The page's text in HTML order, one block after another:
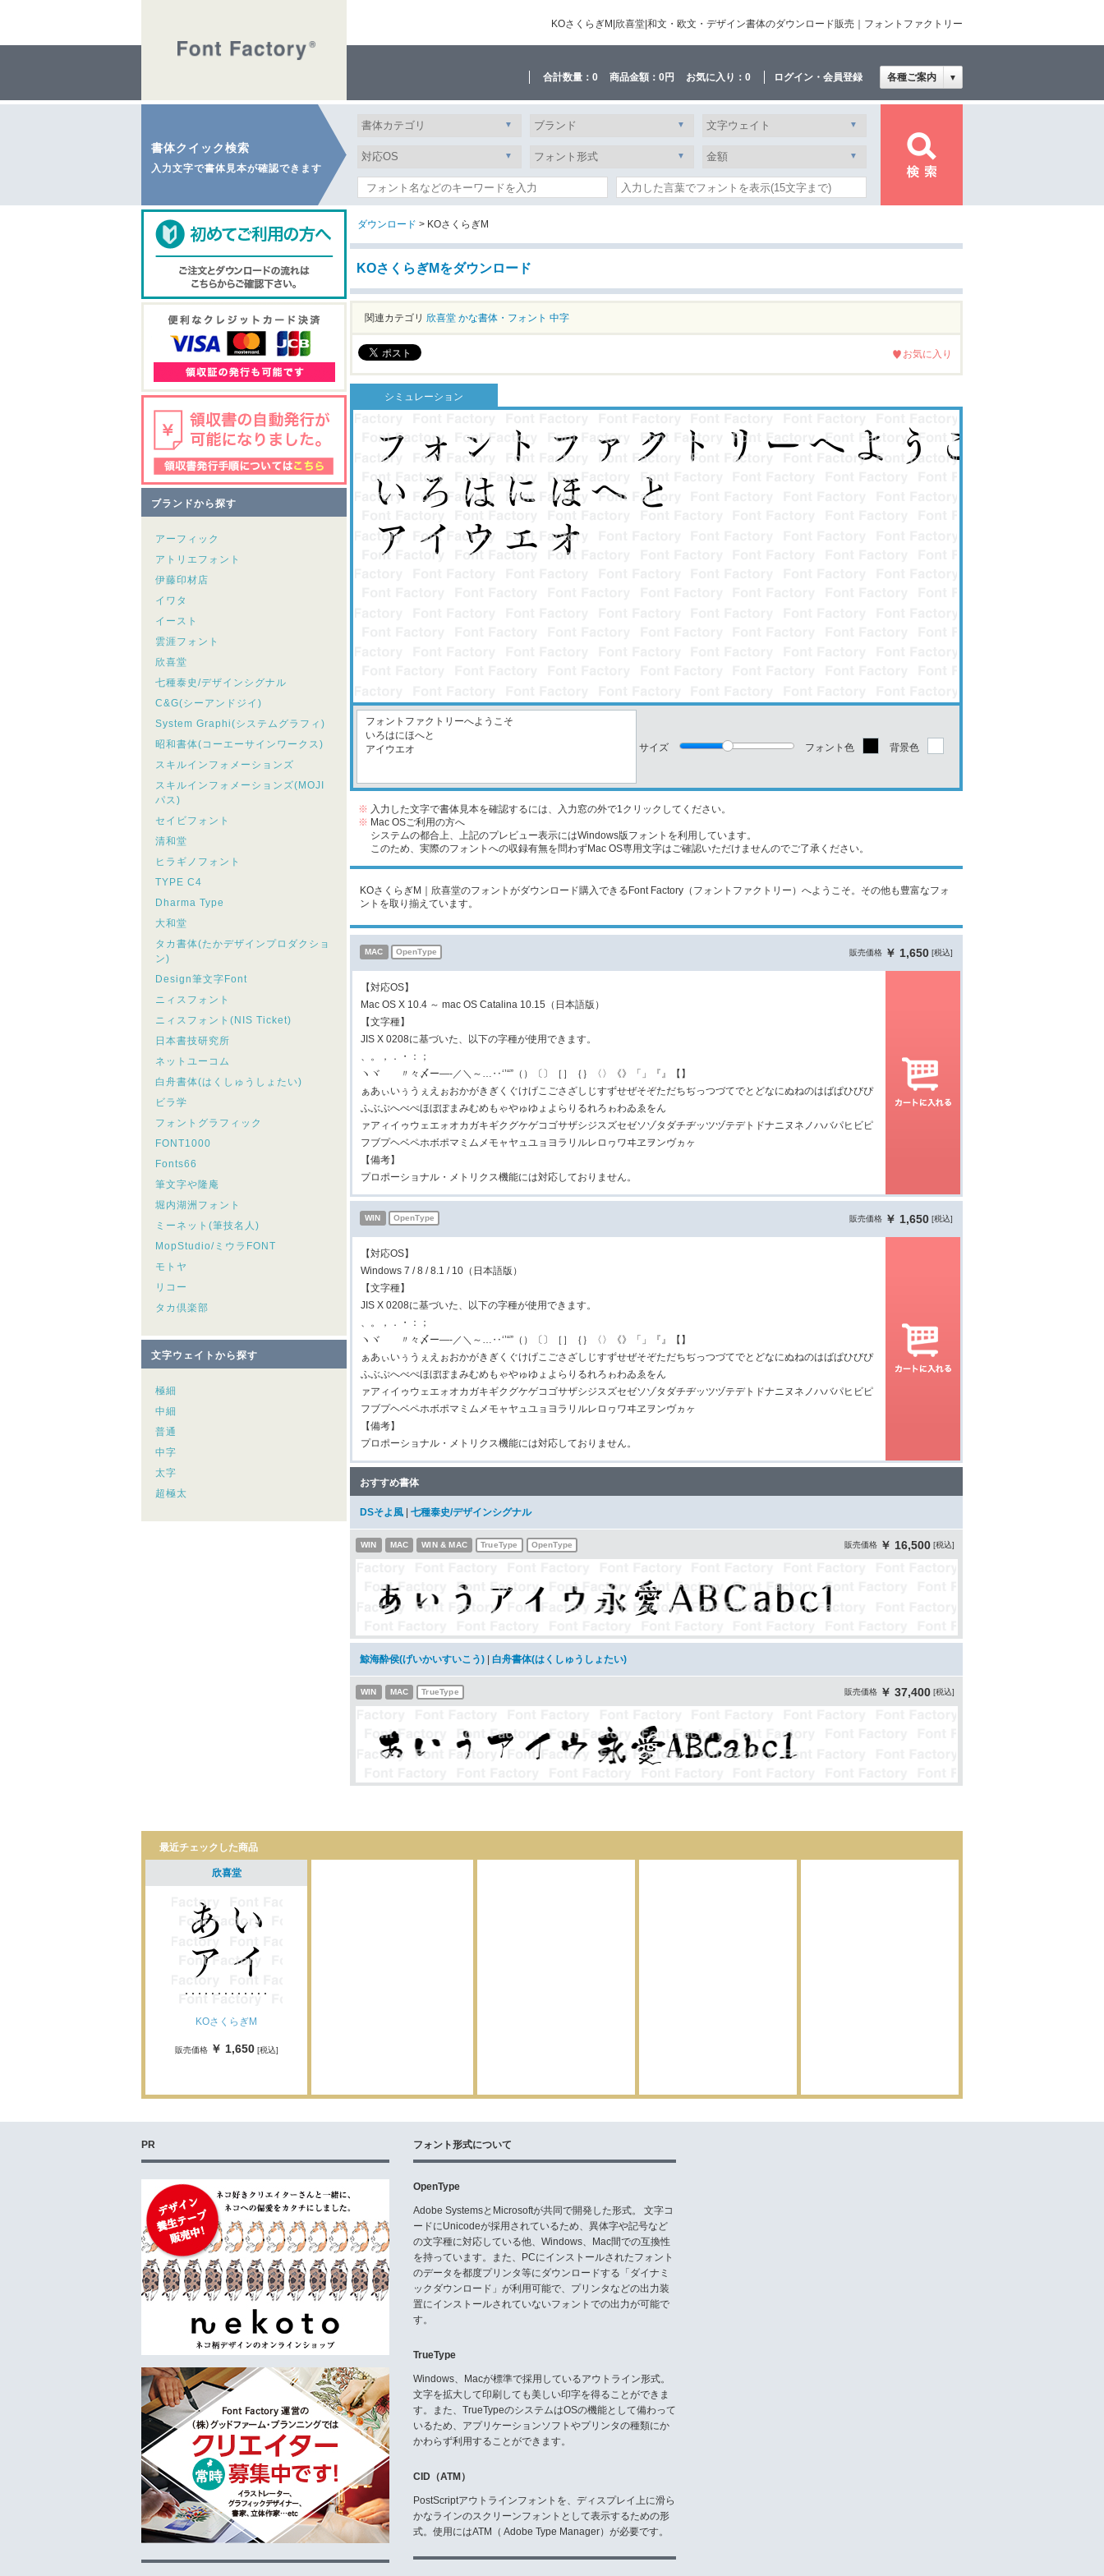
KOさくらぎM|欣喜堂|和文・欧文・デザイン書体のダウンロード販売｜フォントファクトリー
合計数量： 0 商品金額： 0円 お気に入り： 0 ログイン・会員登録 各種ご案内 ▼
書体クイック検索
入力文字で書体見本が確認できます
ブランドから探す
アーフィック
アトリエフォント
伊藤印材店
イワタ
イースト
雲涯フォント
欣喜堂
七種泰史/デザインシグナル
C&G(シーアンドジイ)
System Graphi(システムグラフィ)
昭和書体(コーエーサインワークス)
スキルインフォメーションズ
スキルインフォメーションズ(MOJI
パス)
セイビフォント
清和堂
ヒラギノフォント
TYPE C4
Dharma Type
大和堂
タカ書体(たかデザインプロダクショ
ン)
Design筆文字Font
ニィスフォント
ニィスフォント(NIS Ticket)
日本書技研究所
ネットユーコム
白舟書体(はくしゅうしょたい)
ビラ学
フォントグラフィック
FONT1000
Fonts66
筆文字や隆庵
堀内湖洲フォント
ミーネット(筆技名人)
MopStudio/ミウラFONT
モトヤ
リコー
タカ倶楽部
文字ウェイトから探す
極細
中細
普通
中字
太字
超極太
ダウンロード > KOさくらぎM
KOさくらぎMをダウンロード
関連カテゴリ 欣喜堂 かな書体・フォント 中字
お気に入り
シミュレーション
サイズ フォント色 背景色
※ 入力した文字で書体見本を確認するには、入力窓の外で1クリックしてください。
※ Mac OSご利用の方へ
システムの都合上、上記のプレビュー表示にはWindows版フォントを利用しています。
このため、実際のフォントへの収録有無を問わずMac OS専用文字はご確認いただけませんのでご了承ください。
KOさくらぎM｜欣喜堂のフォントがダウンロード購入できるFont Factory（フォントファクトリー）へようこそ。その他も豊富なフォ
ントを取り揃えています。
MAC OpenType 販売価格 ￥ 1,650 [税込]
【対応OS】
Mac OS X 10.4 ～ mac OS Catalina 10.15（日本語版）
【文字種】
JIS X 0208に基づいた、以下の字種が使用できます。
、。，．・：；
ヽヾゝゞ〃々〆ー―‐／＼～…‥‘’“”（）〔〕［］｛｝〈〉《》「」『』【】
ぁあぃいぅうぇえぉおかがきぎくぐけげこごさざしじすずせぜそぞただちぢっつづてでとどなにぬねのはばぱひびぴ
ふぶぷへべぺほぼぽまみむめもゃやゅゆょよらりるれろゎわゐゑをん
ァアィイゥウェエォオカガキギクグケゲコゴサザシジスズセゼソゾタダチヂッツヅテデトドナニヌネノハバパヒビピ
フブプヘベペホボポマミムメモャヤュユョヨラリルレロヮワヰヱヲンヴヵヶ
【備考】
プロポーショナル・メトリクス機能には対応しておりません。
WIN OpenType 販売価格 ￥ 1,650 [税込]
【対応OS】
Windows 7 / 8 / 8.1 / 10（日本語版）
【文字種】
JIS X 0208に基づいた、以下の字種が使用できます。
、。，．・：；
ヽヾゝゞ〃々〆ー―‐／＼～…‥‘’“”（）〔〕［］｛｝〈〉《》「」『』【】
ぁあぃいぅうぇえぉおかがきぎくぐけげこごさざしじすずせぜそぞただちぢっつづてでとどなにぬねのはばぱひびぴ
ふぶぷへべぺほぼぽまみむめもゃやゅゆょよらりるれろゎわゐゑをん
ァアィイゥウェエォオカガキギクグケゲコゴサザシジスズセゼソゾタダチヂッツヅテデトドナニヌネノハバパヒビピ
フブプヘベペホボポマミムメモャヤュユョヨラリルレロヮワヰヱヲンヴヵヶ
【備考】
プロポーショナル・メトリクス機能には対応しておりません。
おすすめ書体
DSそよ風 七種泰史/デザインシグナル
販売価格 ￥ 16,500 [税込]
WIN MAC WIN & MAC TrueType OpenType
鯨海酔侯(げいかいすいこう) 白舟書体(はくしゅうしょたい)
販売価格 ￥ 37,400 [税込]
WIN MAC TrueType
最近チェックした商品
欣喜堂
KOさくらぎM
販売価格 ￥ 1,650[税込]
PR フォント形式について
OpenType
Adobe SystemsとMicrosoftが共同で開発した形式。 文字コ
ードにUnicodeが採用されているため、異体字や記号など
の文字種に対応している他、Windows、Mac間での互換性
を持っています。また、PCにインストールされたフォント
のデータを都度プリンタ等にダウンロードする「ダイナミ
ックダウンロード」が利用可能で、プリンタなどの出力装
置にインストールされていないフォントでの出力が可能で
す。
TrueType
Windows、Macが標準で採用しているアウトライン形式。
文字を拡大して印刷しても美しい印字を得ることができま
す。また、TrueTypeのシステムはOSの機能として備わって
いるため、アプリケーションソフトやプリンタの種類にか
かわらず利用することができます。
CID（ATM）
PostScriptアウトラインフォントを、ディスプレイ上に滑ら
かなラインのスクリーンフォントとして表示するための形
式。使用にはATM（ Adobe Type Manager）が必要です。